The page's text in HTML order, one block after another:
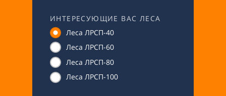
ИНТЕРЕСУЮЩИЕ ВАС ЛЕСА
Леса ЛРСП-40
Леса ЛРСП-60
Леса ЛРСП-80
Леса ЛРСП-100